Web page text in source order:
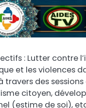
: Lutter contre
et les violences
travers des
citoyen,
(estime de soi),